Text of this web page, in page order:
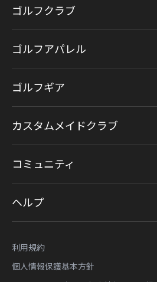
ゴルフクラブ
ゴルフアパレル
ゴルフギア
カスタムメイドクラブ
コミュニティ
ヘルプ
利用規約
個人情報保護基本方針